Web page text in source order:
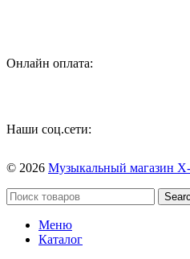
Онлайн оплата:
Наши соц.сети:
© 2026 Музыкальный магазин
Меню
Каталог